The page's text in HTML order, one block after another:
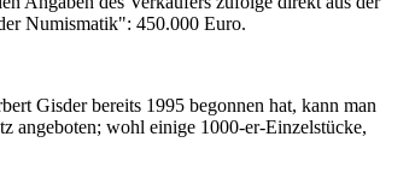
Numismatik": 450.000 Euro.
Gisder bereits 1995 begonnen hat, kann man
angeboten; wohl einige 1000-er-Einzelstücke,